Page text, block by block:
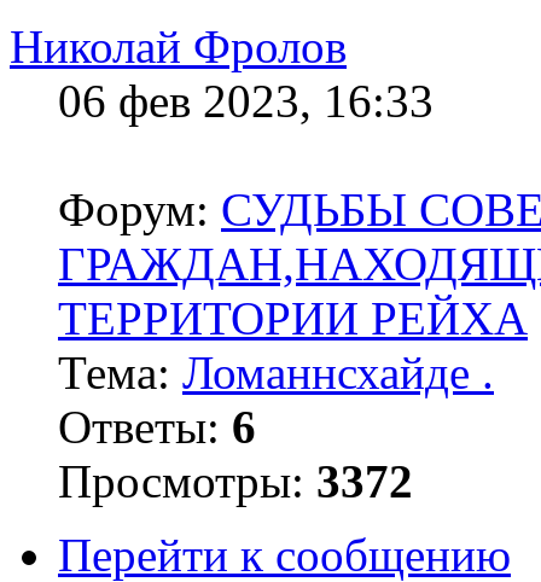
Николай Фролов
06 фев 2023, 16:33
Форум: СУДЬБЫ
ТЕРРИТОРИИ РЕЙХА
Тема: Ломаннсхайде .
Ответы: 6
Просмотры: 3372
Перейти к сообщению